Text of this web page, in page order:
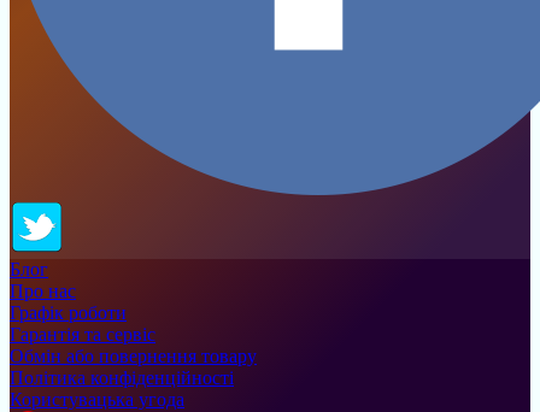
Блог
Про нас
Графік роботи
Гарантія та сервіс
Обмін або повернення товару
Політика конфіденційності
Користувацька угода